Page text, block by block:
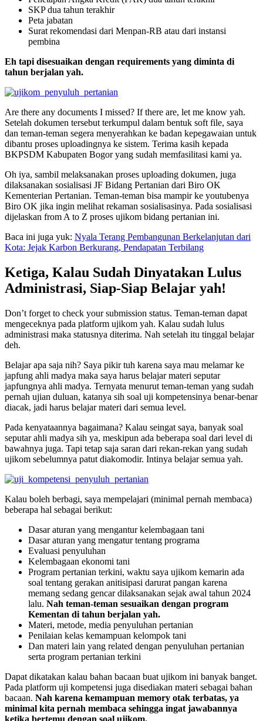
SKP dua tahun terakhir
Peta jabatan
Surat rekomendasi dari Menpan-RB atau dari instansi
pembina
Eh tapi disesuaikan dengan requirements yang diminta di
tahun berjalan yah.
Are there any documents I missed? If there are, let me know yah.
Setelah dokumen tersebut terkumpul dalam bentuk soft file, saya
dan teman-teman segera menyerahkan ke badan kepegawaian untuk
dibantu proses uploadingnya ke sistem. Terima kasih kepada
BKPSDM Kabupaten Bogor yang sudah memfasilitasi kami ya.
Oh iya, sambil melaksanakan proses uploading dokumen, juga
dilaksanakan sosialisasi JF Bidang Pertanian dari Biro OK
Kementerian Pertanian. Teman-teman bisa mampir ke youtubenya
Biro OK jika ingin melihat rekaman sosialisasinya. Pada sosialisasi
dijelaskan from A to Z proses ujikom bidang pertanian ini.
Baca ini juga yuk: Nyala Terang Pembangunan Berkelanjutan dari
Kota: Jejak Karbon Berkurang, Pendapatan Terbilang
Ketiga, Kalau Sudah Dinyatakan Lulus
Administrasi, Siap-Siap Belajar yah!
Don’t forget to check your submission status. Teman-teman dapat
mengeceknya pada platform ujikom yah. Kalau sudah lulus
administrasi maka statusnya diterima. Nah setelah itu tinggal belajar
deh.
Belajar apa saja nih? Saya pikir tuh karena saya mau melamar ke
japfung ahli madya maka saya harus belajar materi seputar
japfungnya ahli madya. Ternyata menurut teman-teman yang sudah
pernah ujian duluan, katanya sih soal uji kompetensinya benar-benar
diacak, jadi harus belajar materi dari semua level.
Pada kenyataannya bagaimana? Kalau seingat saya, banyak soal
seputar ahli madya sih ya, meskipun ada beberapa soal dari level di
bawahnya juga. Tapi tetap saja saran dari rekan-rekan yang sudah
ujikom sebelumnya patut diakomodir. Intinya belajar semua yah.
Kalau boleh berbagi, saya mempelajari (minimal pernah membaca)
beberapa hal sebagai berikut:
Dasar aturan yang mengantur kelembagaan tani
Dasar aturan yang mengatur tentang programa
Evaluasi penyuluhan
Kelembagaan ekonomi tani
Program pertanian terkini, waktu saya ujikom kemarin ada
soal tentang gerakan anitisipasi darurat pangan karena
memang sedang gencar dilaksanakan sejak awal tahun 2024
lalu. Nah teman-teman sesuaikan dengan program
Kementan di tahun berjalan yah.
Materi, metode, media penyuluhan pertanian
Penilaian kelas kemampuan kelompok tani
Dan materi lain yang related dengan penyuluhan pertanian
serta program pertanian terkini
Dapat dikatakan kalau bahan bacaan buat ujikom ini banyak banget.
Pada platform uji kompetensi juga disediakan materi sebagai bahan
bacaan. Nah karena kemampuan memory otak terbatas, ya
minimal kita pernah membaca sehingga ingat jawabannya